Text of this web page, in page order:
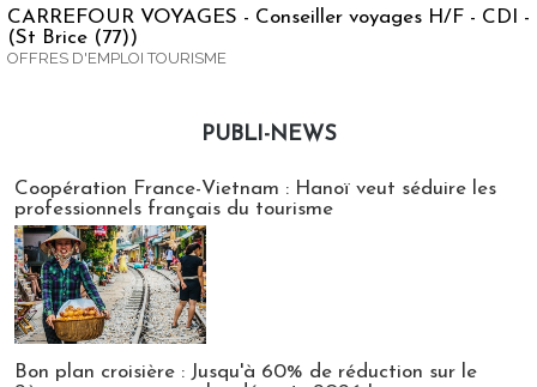
CARREFOUR VOYAGES - Conseiller voyages H/F - CDI -
(St Brice (77))
OFFRES D'EMPLOI TOURISME
PUBLI-NEWS
Coopération France-Vietnam : Hanoï veut séduire les
professionnels français du tourisme
Bon plan croisière : Jusqu'à 60% de réduction sur le